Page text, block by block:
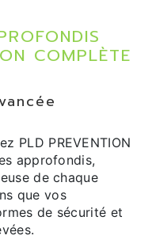
COMPLÈTE
PLD PREVENTION
approfondis,
de chaque
que vos
de sécurité et